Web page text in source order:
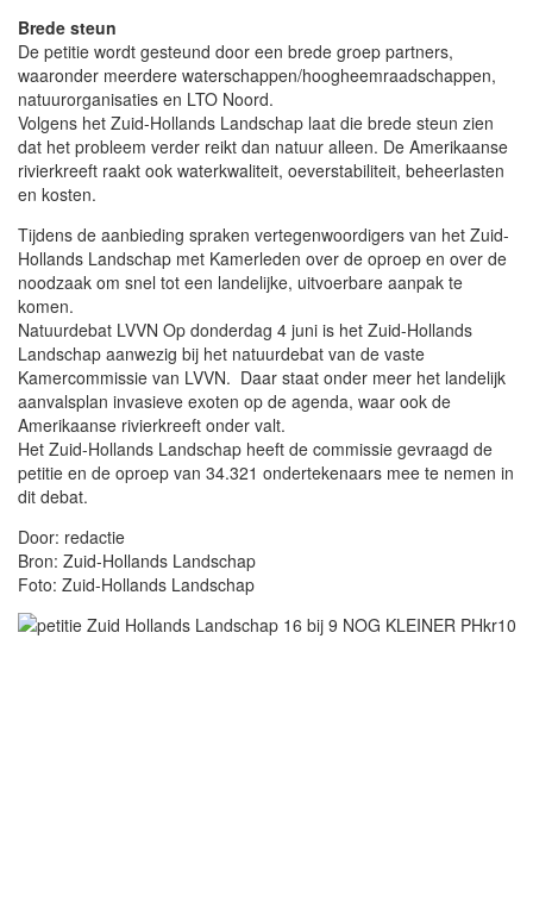
Brede steun
De petitie wordt gesteund door een brede groep partners,
waaronder meerdere waterschappen/hoogheemraadschappen,
natuurorganisaties en LTO Noord.
Volgens het Zuid-Hollands Landschap laat die brede steun zien
dat het probleem verder reikt dan natuur alleen. De Amerikaanse
rivierkreeft raakt ook waterkwaliteit, oeverstabiliteit, beheerlasten
en kosten.
Tijdens de aanbieding spraken vertegenwoordigers van het Zuid-
Hollands Landschap met Kamerleden over de oproep en over de
noodzaak om snel tot een landelijke, uitvoerbare aanpak te
komen.
Natuurdebat LVVN Op donderdag 4 juni is het Zuid-Hollands
Landschap aanwezig bij het natuurdebat van de vaste
Kamercommissie van LVVN. Daar staat onder meer het landelijk
aanvalsplan invasieve exoten op de agenda, waar ook de
Amerikaanse rivierkreeft onder valt.
Het Zuid-Hollands Landschap heeft de commissie gevraagd de
petitie en de oproep van 34.321 ondertekenaars mee te nemen in
dit debat.
Door: redactie
Bron: Zuid-Hollands Landschap
Foto: Zuid-Hollands Landschap